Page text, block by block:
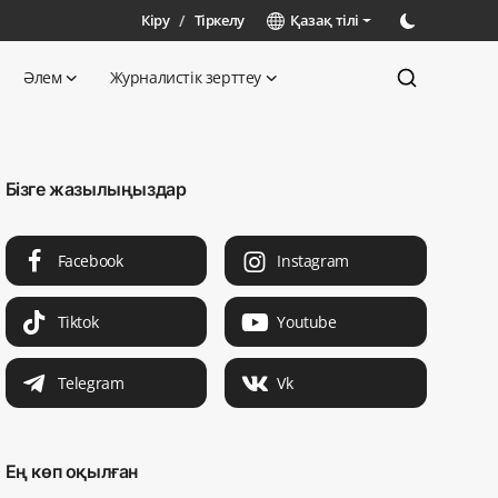
Кіру / Тіркелу Қазақ тілі
Әлем Журналистік зерттеу
Бізге жазылыңыздар
Facebook Instagram
Tiktok Youtube
Telegram Vk
Ең көп оқылған